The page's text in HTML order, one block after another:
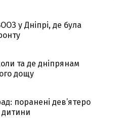
у Дніпрі, де була
та де дніпрянам
дощу
поранені дев’ятеро